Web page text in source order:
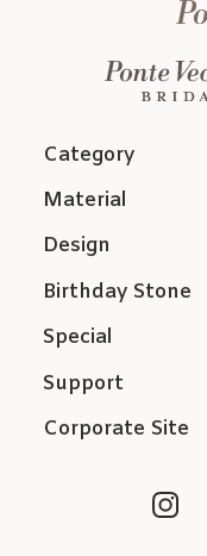
Category
Support
Corporate Site
Material
Design
Birthday Stone
Special